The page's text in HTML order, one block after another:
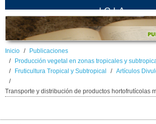
ICIA
Inicio
Publicaciones
Producción vegetal en zonas tropicales y
Fruticultura Tropical y Subtropical
Artículos
Transporte y distribución de productos hortofrutícolas